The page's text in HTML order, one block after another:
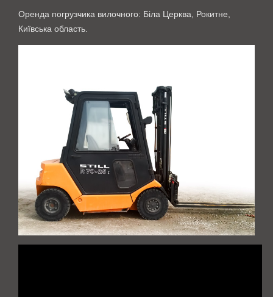
Оренда погрузчика вилочного: Біла Церква, Рокитне,
Київська область.